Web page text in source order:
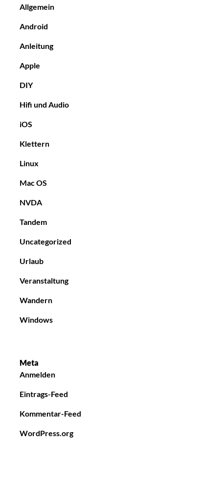
Allgemein
Android
Anleitung
Apple
DIY
Hifi und Audio
iOS
Klettern
Linux
Mac OS
NVDA
Tandem
Uncategorized
Urlaub
Veranstaltung
Wandern
Windows
Meta
Anmelden
Eintrags-Feed
Kommentar-Feed
WordPress.org